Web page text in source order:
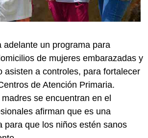
adelante un programa para
de mujeres embarazadas y
asisten a controles, para fortalecer
de Atención Primaria.
se encuentran en el
afirman que es una
para que los niños estén sanos